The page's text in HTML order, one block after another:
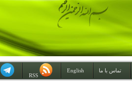
تماس با ما
English